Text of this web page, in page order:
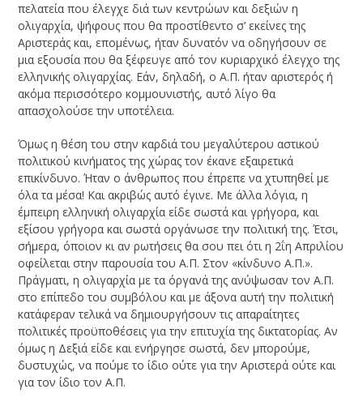
πελατεία που έλεγχε διά των κεντρώων και δεξιών η
ολιγαρχία, ψήφους που θα προστίθεντο σ’ εκείνες της
Αριστεράς και, επομένως, ήταν δυνατόν να οδηγήσουν σε
μια εξουσία που θα ξέφευγε από τον κυριαρχικό έλεγχο της
ελληνικής ολιγαρχίας. Εάν, δηλαδή, ο Α.Π. ήταν αριστερός ή
ακόμα περισσότερο κομμουνιστής, αυτό λίγο θα
απασχολούσε την υποτέλεια.
Όμως η θέση του στην καρδιά του μεγαλύτερου αστικού
πολιτικού κινήματος της χώρας τον έκανε εξαιρετικά
επικίνδυνο. Ήταν ο άνθρωπος που έπρεπε να χτυπηθεί με
όλα τα μέσα! Και ακριβώς αυτό έγινε. Με άλλα λόγια, η
έμπειρη ελληνική ολιγαρχία είδε σωστά και γρήγορα, και
εξίσου γρήγορα και σωστά οργάνωσε την πολιτική της. Έτσι,
σήμερα, όποιον κι αν ρωτήσεις θα σου πει ότι η 2ΐη Απριλίου
οφείλεται στην παρουσία του Α.Π. Στον «κίνδυνο Α.Π.».
Πράγματι, η ολιγαρχία με τα όργανά της ανύψωσαν τον Α.Π.
στο επίπεδο του συμβόλου και με άξονα αυτή την πολιτική
κατάφεραν τελικά να δημιουργήσουν τις απαραίτητες
πολιτικές προϋποθέσεις για την επιτυχία της δικτατορίας. Αν
όμως η Δεξιά είδε και ενήργησε σωστά, δεν μπορούμε,
δυστυχώς, να πούμε το ίδιο ούτε για την Αριστερά ούτε και
για τον ίδιο τον Α.Π.